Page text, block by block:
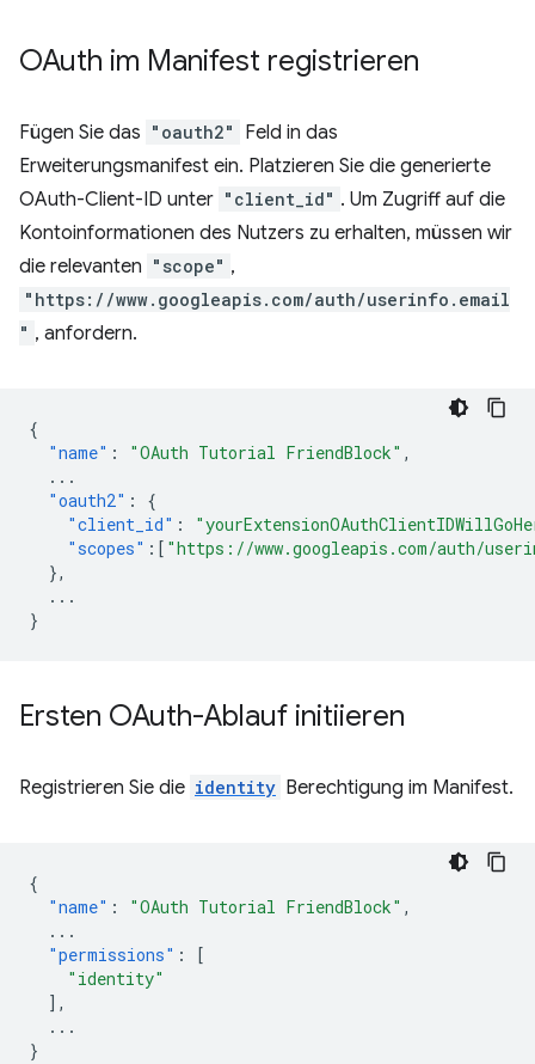
OAuth im Manifest registrieren
Fügen Sie das "oauth2"
Feld in das
Erweiterungsmanifest ein. Platzieren Sie die generierte
OAuth-Client-ID unter "client_id" . Um Zugriff auf die
Kontoinformationen des Nutzers zu erhalten, müssen wir
die relevanten "scope" ,
"https://www.googleapis.com/auth/userinfo.email
" , anfordern.
{
"name" : "OAuth Tutorial FriendBlock" ,
...
"oauth2" :
{
"client_id" :
"scopes" :[ "https://www.googleapis.com/auth/
},
...
}
Ersten OAuth-Ablauf initiieren
Registrieren Sie die identity Berechtigung im Manifest.
{
"name" : "OAuth Tutorial FriendBlock" ,
...
"permissions" :
[
"identity"
],
...
}